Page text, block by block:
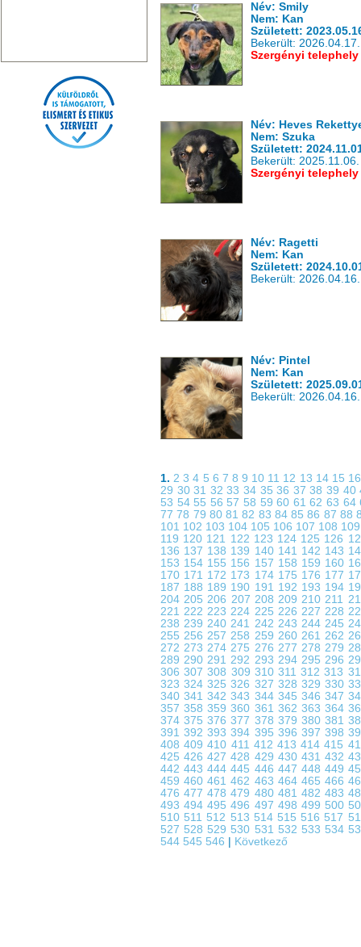
Név: Smily
Nem: Kan
Született:
Bekerült: 2026.04.17.
Szergényi telephely
Név: Heves
Nem: Szuka
Született:
Bekerült: 2025.11.06.
Szergényi telephely
Név: Ragetti
Nem: Kan
Született:
Bekerült: 2026.04.16.
Név: Pintel
Nem: Kan
Született:
Bekerült: 2026.04.16.
1. 234 5 6 7 8 9 10 11 12 13 14 15
29 3031 323334 3536 373839 40
53 54 55 56 57 58 5960 616263 64
7778 79 808182 83 848586 87 88
101 102 103 104 105 106 107 108
119 120 121 122 123 124 125 126
136 137 138 139 140 141 142 143
153 154 155 156 157 158 159 160
170 171 172 173 174 175 176 177
187 188 189 190 191 192 193 194
204205206 207 208 209210211
221222223224 225 226 227 228
238239240241 242 243 244 245
255256257258 259 260 261 262
272273274275 276 277 278 279
289290291292 293 294 295 296
306307308 309 310 311312313
323324325326 327 328 329 330
340341342343 344 345 346 347
357358359360 361 362 363 364
374375376377 378 379 380 381
391392393394 395 396 397 398
408409410 411 412 413414415
425426427428 429 430 431 432
442443444445 446 447 448 449
459460461462 463 464 465 466
476477478479 480 481 482 483
493494495496 497 498 499 500
510 511 512 513 514 515 516 517
527 528 529 530 531 532 533 534
544 545 546 Következő